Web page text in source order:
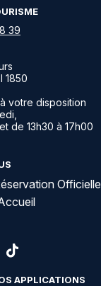
39
1850
votre disposition
de 13h30 à 17h00
Officielle
APPLICATIONS